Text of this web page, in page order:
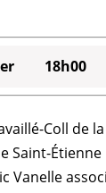
18h00
Coll de la
Saint-Étienne
Vanelle